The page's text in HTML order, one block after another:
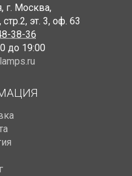
, г. Москва,
, эт. 3, оф. 63
38-36
до 19:00